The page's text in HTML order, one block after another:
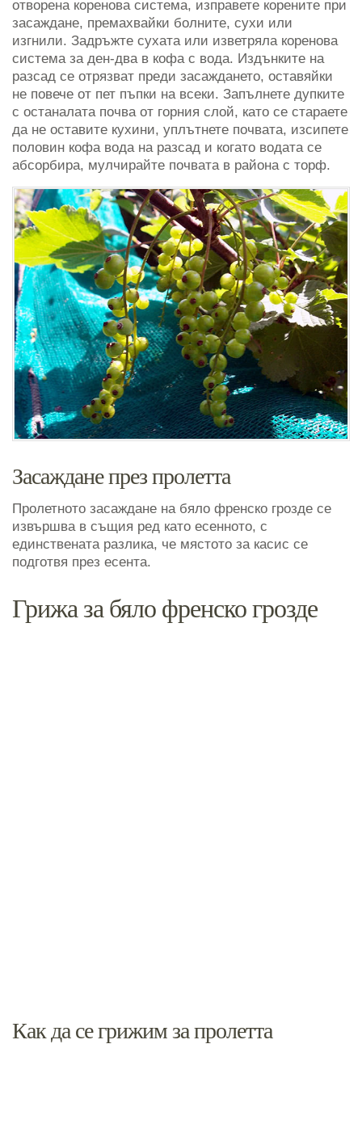
отворена коренова система, изправете корените при
засаждане, премахвайки болните, сухи или
изгнили. Задръжте сухата или изветряла коренова
система за ден-два в кофа с вода. Издънките на
разсад се отрязват преди засаждането, оставяйки
не повече от пет пъпки на всеки. Запълнете дупките
с останалата почва от горния слой, като се стараете
да не оставите кухини, уплътнете почвата, изсипете
половин кофа вода на разсад и когато водата се
абсорбира, мулчирайте почвата в района с торф.
Засаждане през пролетта
Пролетното засаждане на бяло френско грозде се
извършва в същия ред като есенното, с
единствената разлика, че мястото за касис се
подготвя през есента.
Грижа за бяло френско грозде
Как да се грижим за пролетта